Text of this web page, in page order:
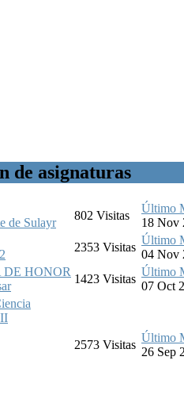
de asignaturas
de Sulayr
802 Visitas
Último
18 Nov
2353 Visitas
Último
04 Nov
HONOR
1423 Visitas
Último
07 Oct
2573 Visitas
Último
26 Sep